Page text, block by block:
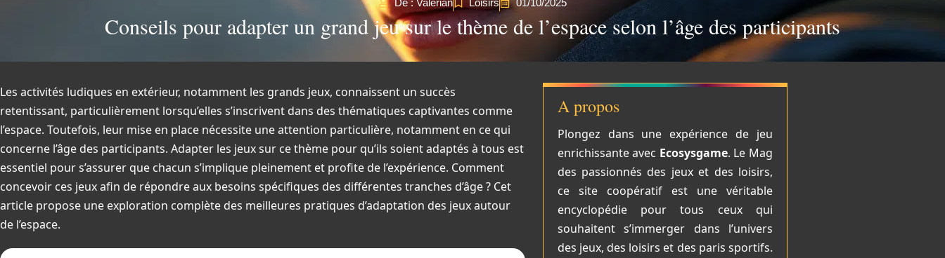
De : Valérian Loisirs 01/10/2025
Conseils pour adapter un grand jeu sur le thème de l’espace selon l’âge des participants
Les activités ludiques en extérieur, notamment les grands jeux, connaissent un succès
retentissant, particulièrement lorsqu’elles s’inscrivent dans des thématiques captivantes comme
l’espace. Toutefois, leur mise en place nécessite une attention particulière, notamment en ce qui
concerne l’âge des participants. Adapter les jeux sur ce thème pour qu’ils soient adaptés à tous est
essentiel pour s’assurer que chacun s’implique pleinement et profite de l’expérience. Comment
concevoir ces jeux afin de répondre aux besoins spécifiques des différentes tranches d’âge ? Cet
article propose une exploration complète des meilleures pratiques d’adaptation des jeux autour
de l’espace.
A propos
Plongez dans une expérience de jeu
enrichissante avec Ecosysgame. Le Mag
des passionnés des jeux et des loisirs,
ce site coopératif est une véritable
encyclopédie pour tous ceux qui
souhaitent s’immerger dans l’univers
des jeux, des loisirs et des paris sportifs.